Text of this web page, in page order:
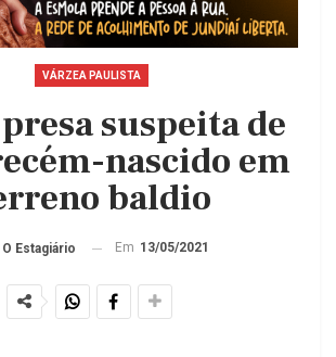
VÁRZEA PAULISTA
suspeita de
nascido em
baldio
O Estagiário Em 13/05/2021